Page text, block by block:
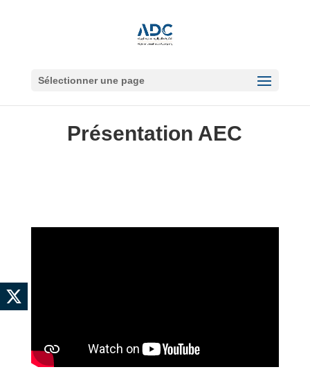
Sélectionner une page
Présentation AEC